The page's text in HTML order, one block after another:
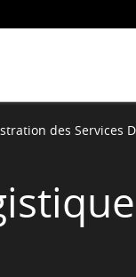
des Services